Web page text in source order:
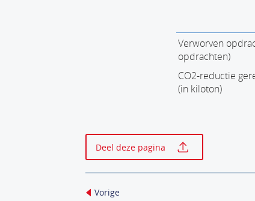
Verworven
opdrachten)
CO2-reductie
(in kiloton)
Deel deze pagina
Vorige